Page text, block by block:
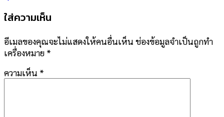
ใส่ความเห็น
อีเมลของคุณจะไม่แสดงให้คนอื่นเห็น ช่องข้อมูลจำเป็นถูกทำ
เครื่องหมาย *
ความเห็น *